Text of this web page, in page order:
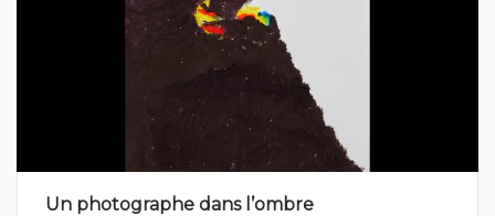
Un photographe dans l’ombre